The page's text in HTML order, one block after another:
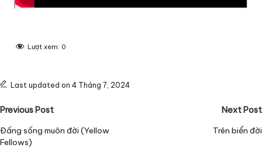
Lượt xem: 0
Last updated on 4 Tháng 7, 2024
Post
navigation
Previous Post
Đấng sống muôn đời (Yellow
Fellows)
Next Post
Trên biển đời